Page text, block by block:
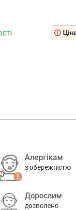
Алергікам
з обережністю
Дорослим
дозволено